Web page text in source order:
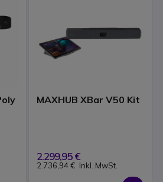
MAXHUB XBar V50 Kit
2.299,95 €
2.736,94 € Inkl. MwSt.